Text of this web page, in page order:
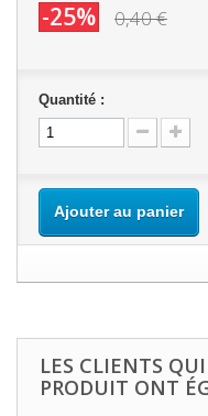
-25% 0,40 €
Quantité :
Ajouter au panier
LES CLIENTS
PRODUIT ONT